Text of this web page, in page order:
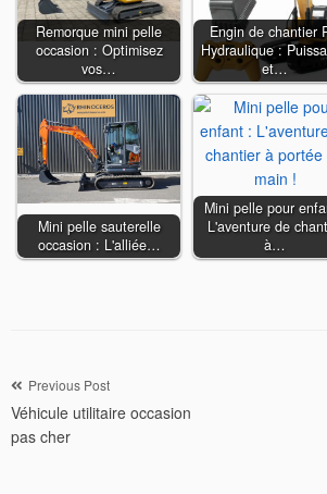
Remorque mini pelle
occasion : Optimisez
vos…
Engin de chantier
Hydraulique :
et…
Mini pelle sauterelle
occasion : L'alliée…
Mini pelle pour
L'aventure de
à…
Navigation
de
l’article
Previous Post
Véhicule utilitaire occasion
pas cher